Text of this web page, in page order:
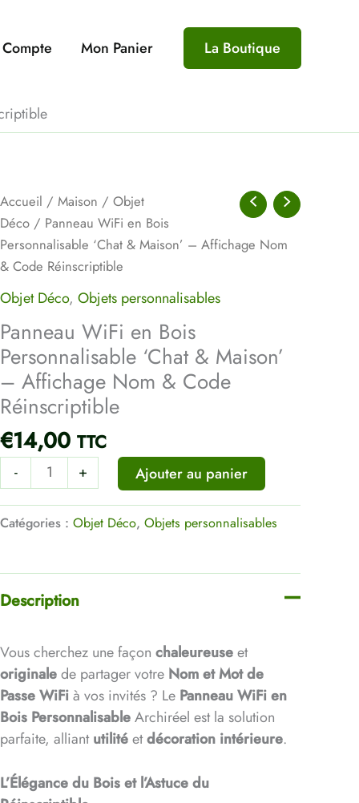
Mon Panier La Boutique
Accueil /Maison /Objet
Déco / Panneau WiFi en Bois
Personnalisable ‘Chat & Maison’ – Affichage Nom
& Code Réinscriptible
Objet Déco,Objets personnalisables
Panneau WiFi en Bois
Personnalisable ‘Chat & Maison’
– Affichage Nom & Code
Réinscriptible
€14,00 TTC
-
quantité
de
Panneau
WiFi
en
Bois
Personnalisable
'Chat
Maison'
-
Affichage
Nom
Code
Réinscriptible
+ Ajouter au panier
Catégories :Objet Déco,Objets personnalisables
Description
Vous cherchez une façonchaleureuseet
originalede partager votre Nom et Mot de
Passe WiFià vos invités ? Le Panneau WiFi en
Bois PersonnalisableArchiréel est la solution
parfaite, alliantutilitéetdécoration intérieure.
L’Élégance du Bois et l’Astuce du